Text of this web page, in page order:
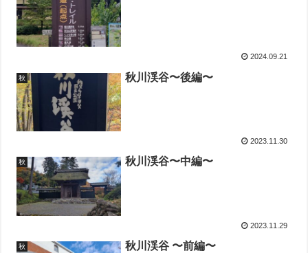
2024.09.21
秋 秋川渓谷〜後編〜
2023.11.30
秋 秋川渓谷〜中編〜
2023.11.29
秋 秋川渓谷 〜前編〜